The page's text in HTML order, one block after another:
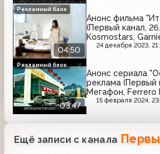
04:50
Анонс фильма
(Первый канал,
Kosmostars,
Любимый сад,
24 декабря 2023,
Рекламный блок
03:47
Анонс сериала
реклама (Первый
Мегафон, Ferrero
Panasonic, Opel,
15 февраля 2024,
Рекламный блок
Ещё записи с канала